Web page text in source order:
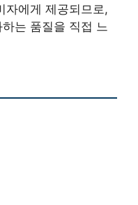
자에게 제공되므로,
는 품질을 직접 느